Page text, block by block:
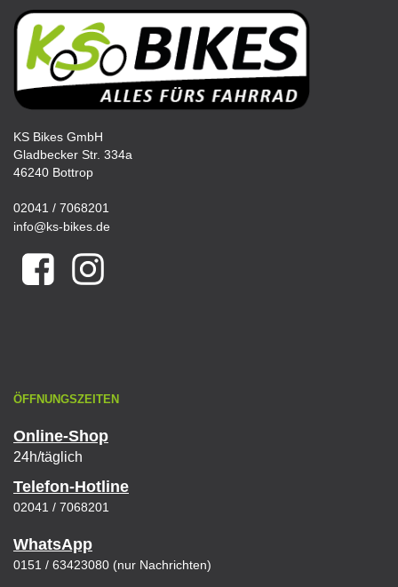
KS Bikes GmbH
Gladbecker Str. 334a
46240 Bottrop
02041 / 7068201
info@ks-bikes.de
ÖFFNUNGSZEITEN
Online-Shop
24h/täglich
Telefon-Hotline
02041 / 7068201
WhatsApp
0151 / 63423080 (nur Nachrichten)